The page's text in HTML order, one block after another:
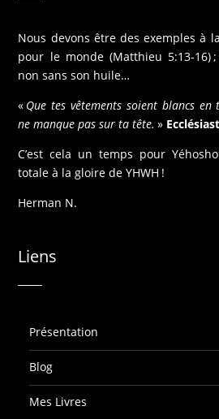
Nous devons être des exemples à
pour le monde (Matthieu 5:13-16)
non sans son huile…
« Que tes vêtements soient blancs
ne manque pas sur ta tête. »
C’est cela un temps pour
totale à la gloire de YHWH !
Herman N.
Liens
Présentation
Blog
Mes Livres